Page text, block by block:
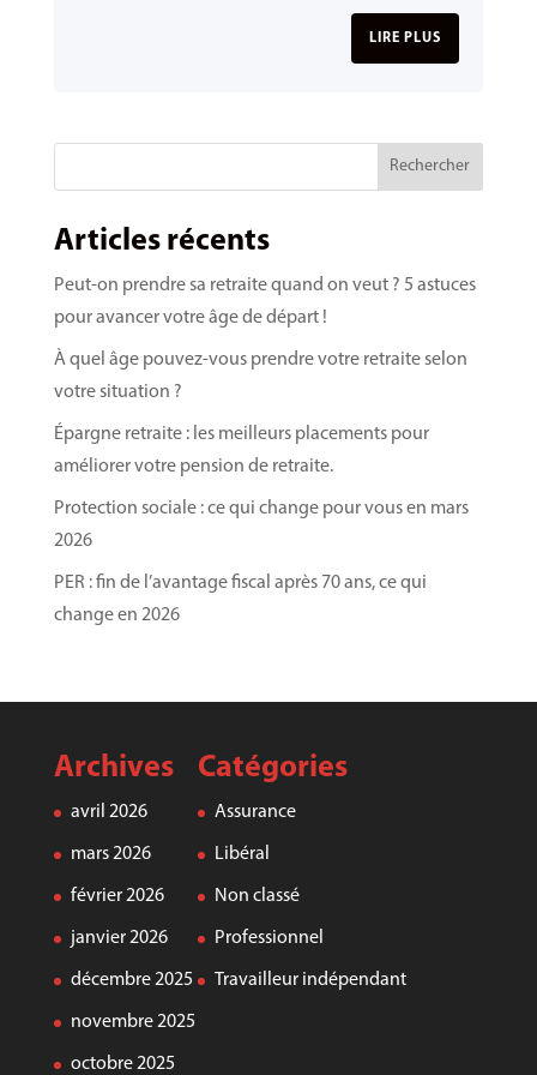
LIRE PLUS
Rechercher
Articles récents
Peut-on prendre sa retraite quand on veut ? 5 astuces
pour avancer votre âge de départ !
À quel âge pouvez-vous prendre votre retraite selon
votre situation ?
Épargne retraite : les meilleurs placements pour
améliorer votre pension de retraite.
Protection sociale : ce qui change pour vous en mars
2026
PER : fin de l’avantage fiscal après 70 ans, ce qui
change en 2026
Archives
avril 2026
mars 2026
février 2026
janvier 2026
décembre 2025
novembre 2025
octobre 2025
Catégories
Assurance
Libéral
Non classé
Professionnel
Travailleur indépendant